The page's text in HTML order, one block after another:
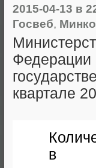
2015-04-13 в
Госвеб,
квартале
в